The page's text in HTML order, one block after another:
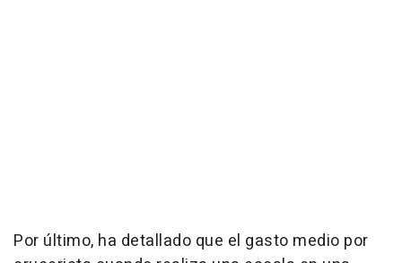
Por último, ha detallado que el gasto medio por